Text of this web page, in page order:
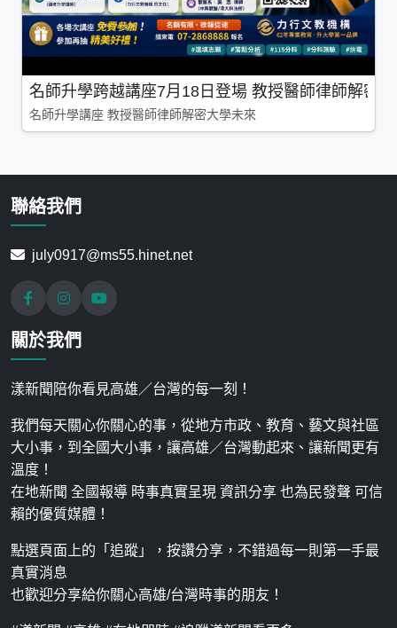
名師升學跨越講座7月18日登場 教授醫師律師解密
名師升學講座 教授醫師律師解密大學未來
聯絡我們
july0917@ms55.hinet.net
關於我們
漾新聞陪你看見高雄／台灣的每一刻！
我們每天關心你關心的事，從地方市政、教育、藝文與社區
大小事，到全國大小事，讓高雄／台灣動起來、讓新聞更有
溫度！
在地新聞 全國報導 時事真實呈現 資訊分享 也為民發聲 可信
賴的優質媒體！
點選頁面上的「追蹤」，按讚分享，不錯過每一則第一手最
真實消息
也歡迎分享給你關心高雄/台灣時事的朋友！